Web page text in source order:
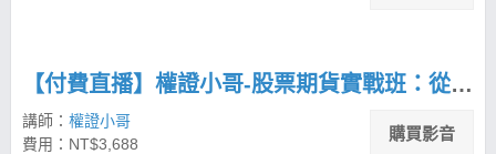
【付費直播】權證小哥-股票期貨實戰班：從下單到多空佈局全攻略
講師： 權證小哥
費用：NT$3,688
購買影音